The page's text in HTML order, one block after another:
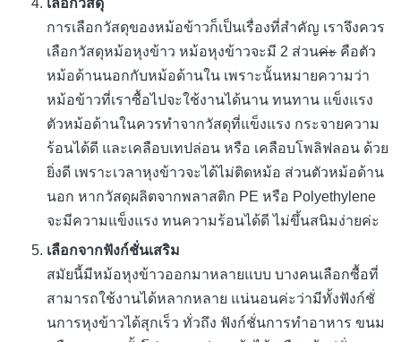
การเลือกวัสดุของหม้อข้าวก็เป็นเรื่องที่สำคัญ เราจึงควร
เลือกวัสดุหม้อหุงข้าว หม้อหุงข้าวจะมี 2 ส่วนค่ะ คือตัว
หม้อด้านนอกกับหม้อด้านใน เพราะนั้นหมายความว่า
หม้อข้าวที่เราซื้อไปจะใช้งานได้นาน ทนทาน แข็งแรง
ตัวหม้อด้านในควรทำจากวัสดุที่แข็งแรง กระจายความ
ร้อนได้ดี และเคลือบเทปล่อน หรือ เคลือบโพลิฟลอน ด้วย
ยิ่งดี เพราะเวลาหุงข้าวจะได้ไม่ติดหม้อ ส่วนตัวหม้อด้าน
นอก หากวัสดุผลิตจากพลาสติก PE หรือ Polyethylene
จะมีความแข็งแรง ทนความร้อนได้ดี ไม่ขึ้นสนิมง่ายค่ะ
เลือกจากฟังก์ชั่นเสริม
สมัยนี้มีหม้อหุงข้าวออกมาหลายแบบ บางคนเลือกซื้อที่
สามารถใช้งานได้หลากหลาย แน่นอนค่ะว่ามีทั้งฟังก์ชั่
นการหุงข้าวได้สุกเร็ว ทั่วถึง ฟังก์ชั่นการทำอาหาร ขนม